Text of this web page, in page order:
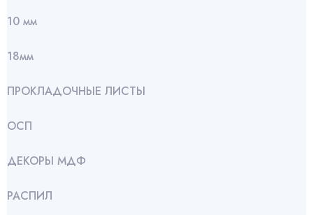
10 мм
18мм
ПРОКЛАДОЧНЫЕ ЛИСТЫ
ОСП
ДЕКОРЫ МДФ
РАСПИЛ